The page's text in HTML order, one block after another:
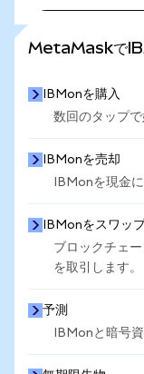
MetaMaskで
IBMonを購入
数回のタップで
IBMonを売却
IBMonを現金
IBMonをスワップ
ブロックチェ
を取引します。
予測
IBMonと暗号